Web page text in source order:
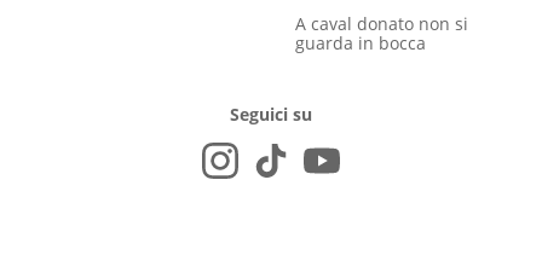
A caval donato non si
guarda in bocca
Seguici su